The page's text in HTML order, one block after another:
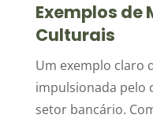
Exemplos de
Culturais
Um exemplo claro
impulsionada pelo
setor bancário.